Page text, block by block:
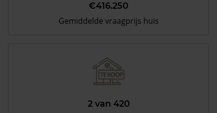
€416.250
Gemiddelde vraagprijs huis
2 van 420